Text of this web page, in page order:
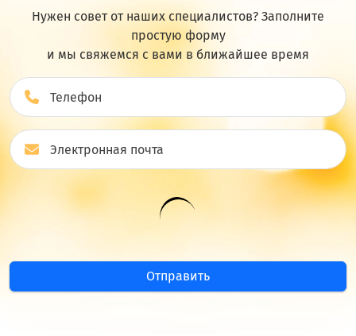
Нужен совет от наших специалистов? Заполните
простую форму
и мы свяжемся с вами в ближайшее врeмя
Отправить